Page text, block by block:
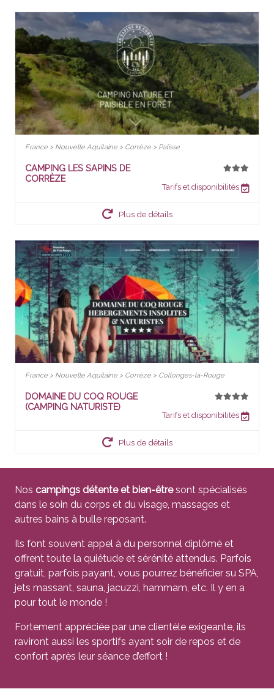
France > Nouvelle Aquitaine > Corrèze > Palisse
CAMPING LES SAPINS DE
CORRÈZE
Tarifs et disponibilités
Plus de détails
France > Nouvelle Aquitaine > Corrèze > Collonges-la-Rouge
DOMAINE DU COQ ROUGE
(CAMPING NATURISTE)
Tarifs et disponibilités
Plus de détails
Nos campings détente et bien-êtresont spécialisés
dans le soin du corps et du visage, massages et
autres bains à bulle reposant.
Ils font souvent appel à du personnel diplômé et
offrent toute la quiétude et sérénité attendus. Parfois
gratuit, parfois payant, vous pourrez bénéficier su SPA,
jets massant, sauna, jacuzzi, hammam, etc. Il y en a
pour tout le monde !
Fortement appréciée par une clientèle exigeante, ils
raviront aussi les sportifs ayant soir de repos et de
confort après leur séance d’effort !